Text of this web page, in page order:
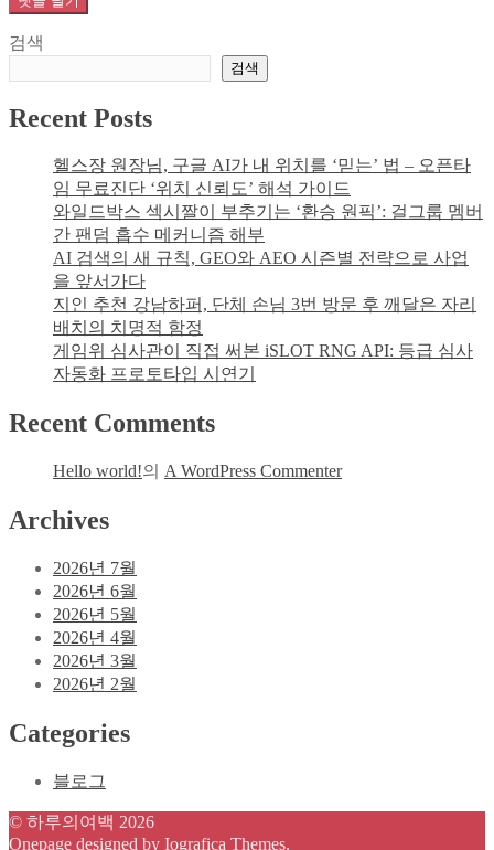
검색
검색
Recent Posts
헬스장 원장님, 구글 AI가 내 위치를 ‘믿는’ 법 – 오픈타
임 무료진단 ‘위치 신뢰도’ 해석 가이드
와일드박스 섹시짤이 부추기는 ‘환승 원픽’: 걸그룹 멤버
간 팬덤 흡수 메커니즘 해부
AI 검색의 새 규칙, GEO와 AEO 시즌별 전략으로 사업
을 앞서가다
지인 추천 강남하퍼, 단체 손님 3번 방문 후 깨달은 자리
배치의 치명적 함정
게임위 심사관이 직접 써본 iSLOT RNG API: 등급 심사
자동화 프로토타입 시연기
Recent Comments
Hello world!의 A WordPress Commenter
Archives
2026년 7월
2026년 6월
2026년 5월
2026년 4월
2026년 3월
2026년 2월
Categories
블로그
© 하루의여백 2026
Onepage designed by Iografica Themes.